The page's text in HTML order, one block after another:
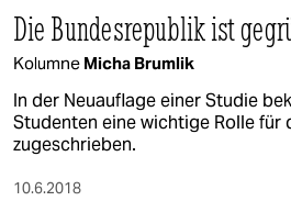
Die Bundesrepublik ist
Kolumne Micha Brumlik
In der Neuauflage einer Studie
Studenten eine wichtige Rolle für
zugeschrieben.
10.6.2018